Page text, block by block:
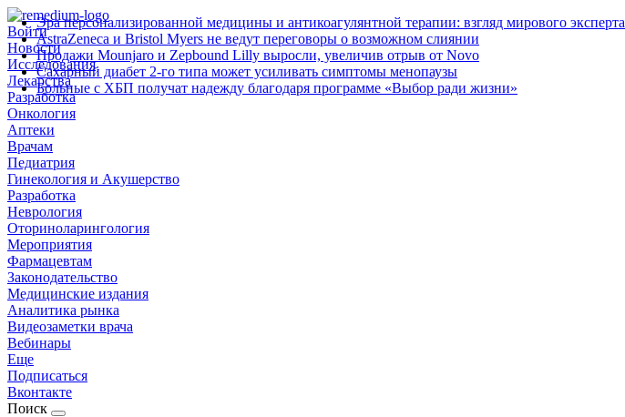
Войти
Новости
Исследования
Лекарства
Разработка
Онкология
Аптеки
Врачам
Педиатрия
Гинекология и Акушерство
Разработка
Неврология
Оториноларингология
Мероприятия
Фармацевтам
Законодательство
Медицинские издания
Аналитика рынка
Видеозаметки врача
Вебинары
Еще
Подписаться
Вконтакте
Поиск
Эра персонализированной медицины и антикоагулянтной терапии: взгляд мирового эксперта
AstraZeneca и Bristol Myers не ведут переговоры о возможном слиянии
Продажи Mounjaro и Zepbound Lilly выросли, увеличив отрыв от Novo
Сахарный диабет 2‑го типа может усиливать симптомы менопаузы
Больные с ХБП получат надежду благодаря программе «Выбор ради жизни»